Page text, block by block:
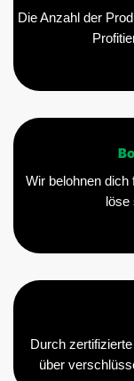
Die Anzahl der
Wir belohnen dich
Durch
über